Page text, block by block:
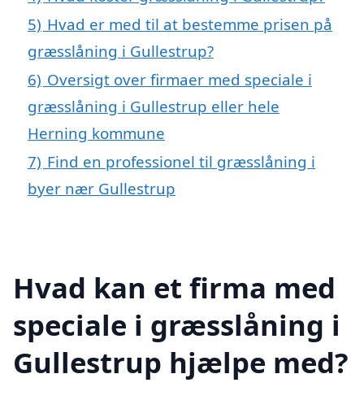
5) Hvad er med til at bestemme prisen på
græsslåning i Gullestrup?
6) Oversigt over firmaer med speciale i
græsslåning i Gullestrup eller hele
Herning kommune
7) Find en professionel til græsslåning i
byer nær Gullestrup
Hvad kan et firma med
speciale i græsslåning i
Gullestrup hjælpe med?